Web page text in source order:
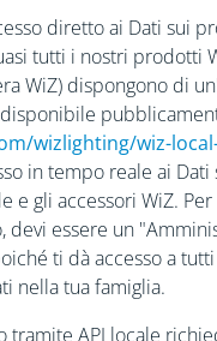
diretto ai Dati sui
tutti i nostri prodotti
WiZ) dispongono di
wizlighting/wiz-
in tempo reale ai
e gli accessori WiZ.
devi essere un
ti dà accesso a
nella tua famiglia.
tramite API locale